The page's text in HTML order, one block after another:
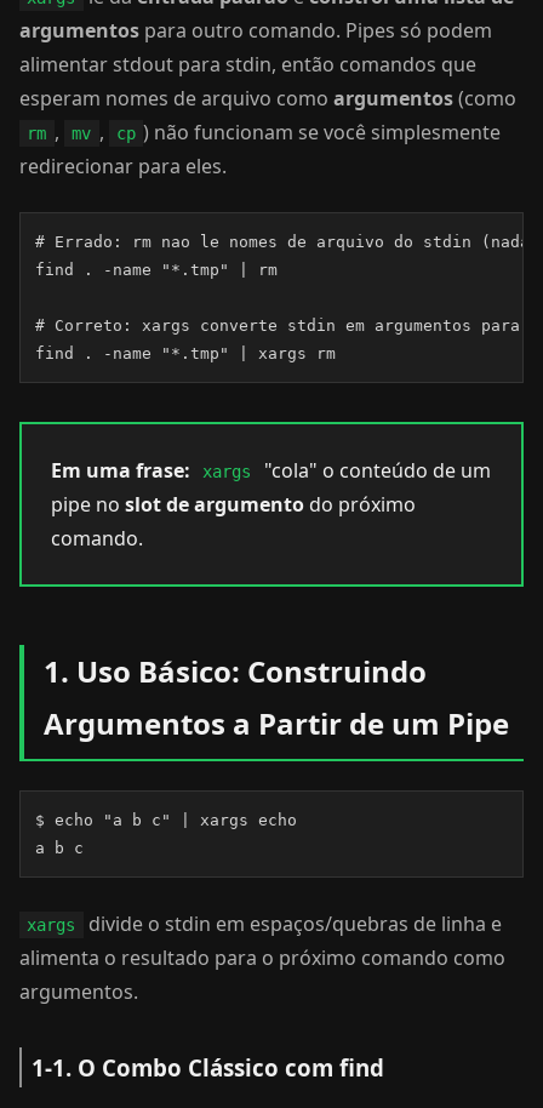
argumentos para outro comando. Pipes só podem
alimentar stdout para stdin, então comandos que
esperam nomes de arquivo como argumentos(como
rm , mv , cp ) não funcionam se você simplesmente
redirecionar para eles.
# Errado: rm nao le nomes de arquivo do stdin
find . -name "*.tmp" | rm
# Correto: xargs converte stdin em argumentos para
find . -name "*.tmp" | xargs rm
Em uma frase: xargs
"cola" o conteúdo de um
pipe no slot de argumento do próximo
comando.
1. Uso Básico: Construindo
Argumentos a Partir de um Pipe
$ echo "a b c" | xargs echo
a b c
xargs
divide o stdin em espaços/quebras de linha e
alimenta o resultado para o próximo comando como
argumentos.
1-1. O Combo Clássico com find